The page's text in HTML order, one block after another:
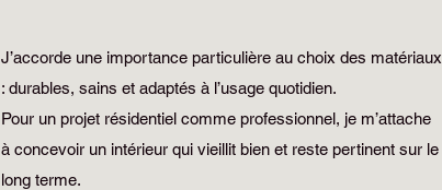
J’accorde une importance particulière au choix des matériaux
: durables, sains et adaptés à l’usage quotidien.
Pour un projet résidentiel comme professionnel, je m’attache
à concevoir un intérieur qui vieillit bien et reste pertinent sur le
long terme.